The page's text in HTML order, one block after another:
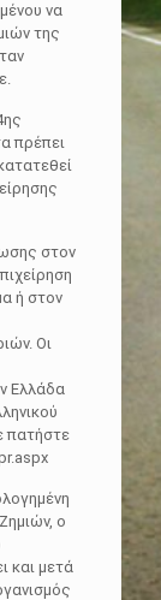
να
της
πρέπει
στον
ή στον
Οι
Ελλάδα
πατήστε
ο
και μετά